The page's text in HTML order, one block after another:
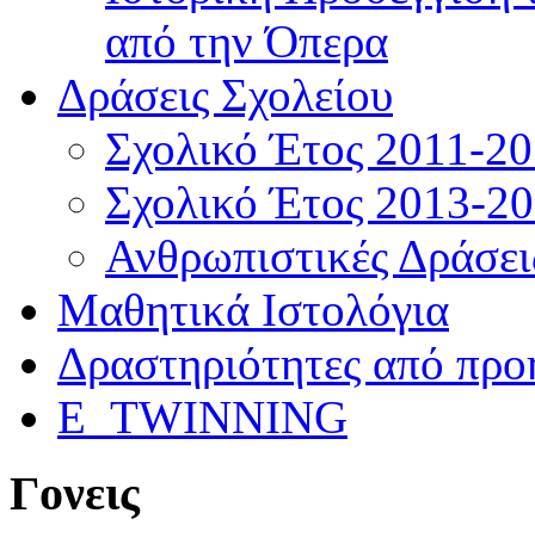
από την Όπερα
Δράσεις Σχολείου
Σχολικό Έτος 2011-
Σχολικό Έτος 2013-
Ανθρωπιστικές
Μαθητικά Ιστολόγια
Δραστηριότητες από
E_TWINNING
Γονεις